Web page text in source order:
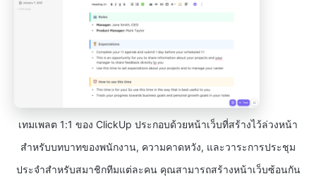
เทมเพลต 1:1 ของ ClickUp ประกอบด้วยหน้าเว็บที่สร้างไว้ล่วงหน้า
สำหรับบทบาทของพนักงาน, ความคาดหวัง, และวาระการประชุม
ประจำสำหรับสมาชิกทีมแต่ละคน คุณสามารถสร้างหน้าเว็บซ้อนกัน